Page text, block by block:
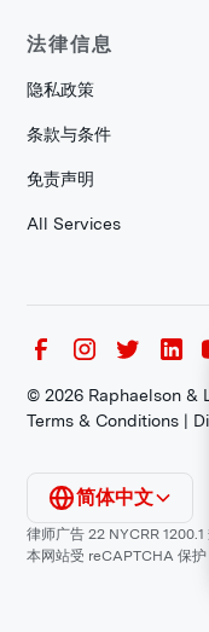
法律信息
隐私政策
条款与条件
免责声明
All Services
©2026 Raphaelson &
Terms & Conditions |
律师广告 22 NYCRR 1200.1
本网站受 reCAPTCHA 保护
简体中文